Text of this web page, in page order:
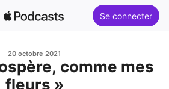
Se connecter
20 octobre 2021
comme mes
fleurs »